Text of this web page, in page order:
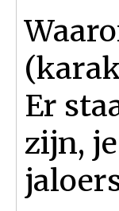
Er
zijn,